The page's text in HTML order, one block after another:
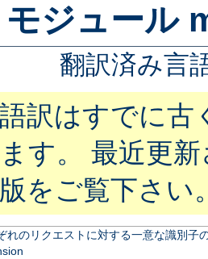
ジュール
翻訳済み言
訳はすでに古
す。 最近更
をご覧下さい
れのリクエストに対する一意な識別子